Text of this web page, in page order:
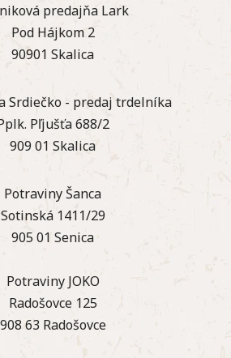
predajňa Lark
Pod Hájkom 2
90901 Skalica
Srdiečko - predaj trdelníka
Pľjušťa 688/2
909 01 Skalica
Potraviny Šanca
Sotinská 1411/29
905 01 Senica
Potraviny JOKO
Radošovce 125
908 63 Radošovce